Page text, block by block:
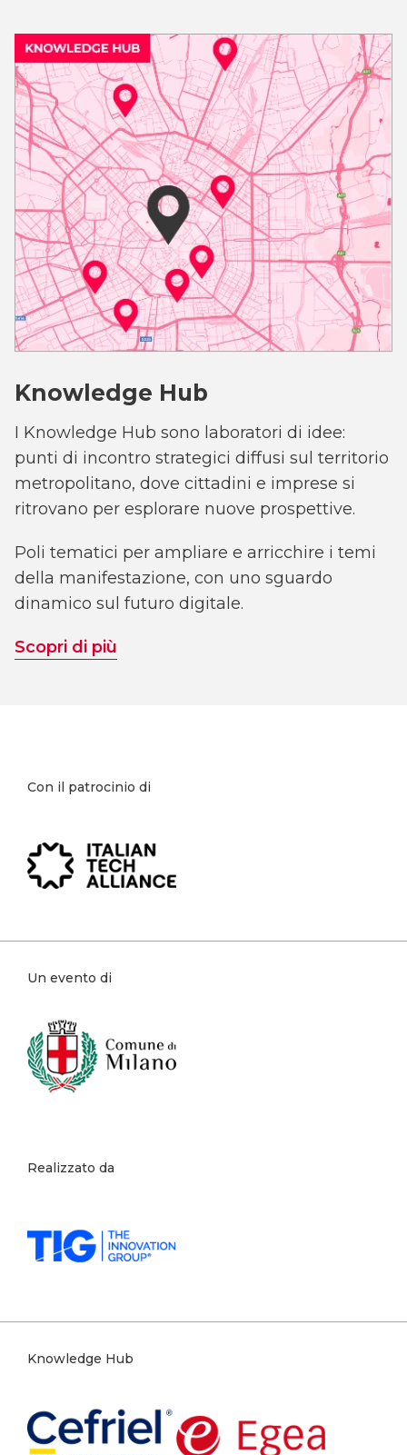
Knowledge Hub
I Knowledge Hub sono laboratori di idee:
punti di incontro strategici diffusi sul territorio
metropolitano, dove cittadini e imprese si
ritrovano per esplorare nuove prospettive.
Poli tematici per ampliare e arricchire i temi
della manifestazione, con uno sguardo
dinamico sul futuro digitale.
Scopri di più
Con il patrocinio di
Un evento di
Realizzato da
Knowledge Hub